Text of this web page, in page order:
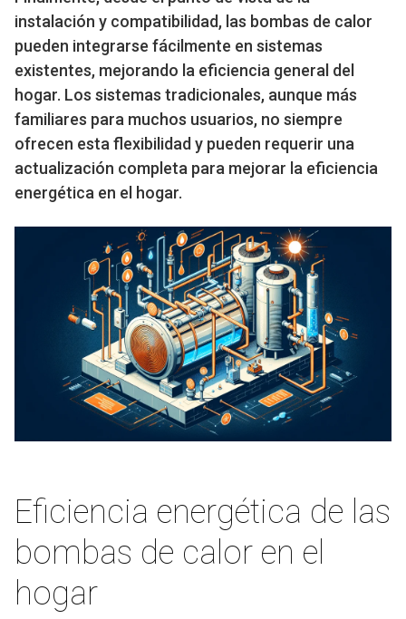
instalación y compatibilidad, las bombas de calor
pueden integrarse fácilmente en sistemas
existentes, mejorando la eficiencia general del
hogar. Los sistemas tradicionales, aunque más
familiares para muchos usuarios, no siempre
ofrecen esta flexibilidad y pueden requerir una
actualización completa para mejorar la eficiencia
energética en el hogar.
Eficiencia energética de las
bombas de calor en el
hogar